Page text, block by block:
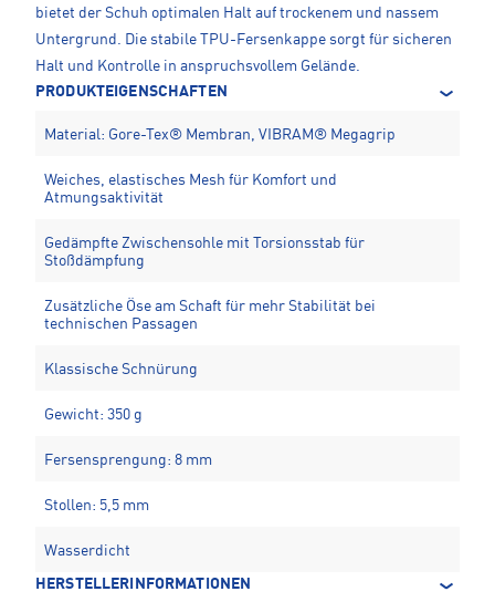
bietet der Schuh optimalen Halt auf trockenem und nassem
Untergrund. Die stabile TPU-Fersenkappe sorgt für sicheren
Halt und Kontrolle in anspruchsvollem Gelände.
PRODUKTEIGENSCHAFTEN
Material: Gore-Tex® Membran, VIBRAM® Megagrip
Weiches, elastisches Mesh für Komfort und
Atmungsaktivität
Gedämpfte Zwischensohle mit Torsionsstab für
Stoßdämpfung
Zusätzliche Öse am Schaft für mehr Stabilität bei
technischen Passagen
Klassische Schnürung
Gewicht: 350 g
Fersensprengung: 8 mm
Stollen: 5,5 mm
Wasserdicht
HERSTELLERINFORMATIONEN